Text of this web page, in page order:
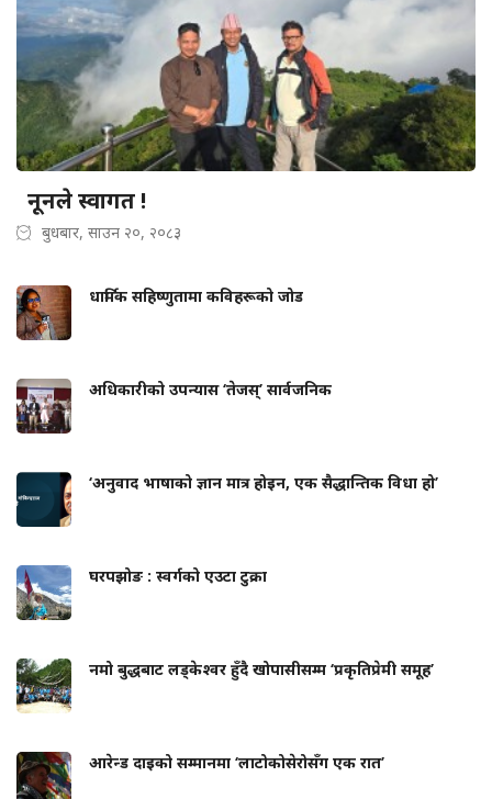
नूनले स्वागत !
बुधबार, साउन २०, २०८३
धार्मिक सहिष्णुतामा कविहरूको जोड
अधिकारीको उपन्यास ‘तेजस्’ सार्वजनिक
‘अनुवाद भाषाको ज्ञान मात्र होइन, एक सैद्धान्तिक विधा हो’
घरपझोङ : स्वर्गको एउटा टुक्रा
नमो बुद्धबाट लड्केश्वर हुँदै खोपासीसम्म ‘प्रकृतिप्रेमी समूह’
आरेन्ड दाइको सम्मानमा ‘लाटोकोसेरोसँग एक रात’